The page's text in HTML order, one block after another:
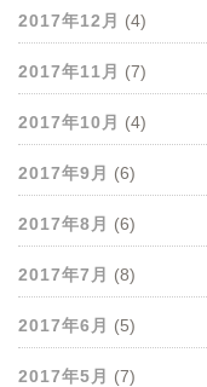
2017年12月 (4)
2017年11月 (7)
2017年10月 (4)
2017年9月 (6)
2017年8月 (6)
2017年7月 (8)
2017年6月 (5)
2017年5月 (7)